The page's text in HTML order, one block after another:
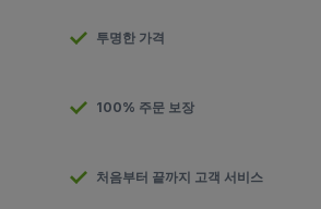
투명한 가격
100% 주문 보장
처음부터 끝까지 고객 서비스